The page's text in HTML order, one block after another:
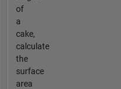
of
a
cake,
calculate
the
surface
area